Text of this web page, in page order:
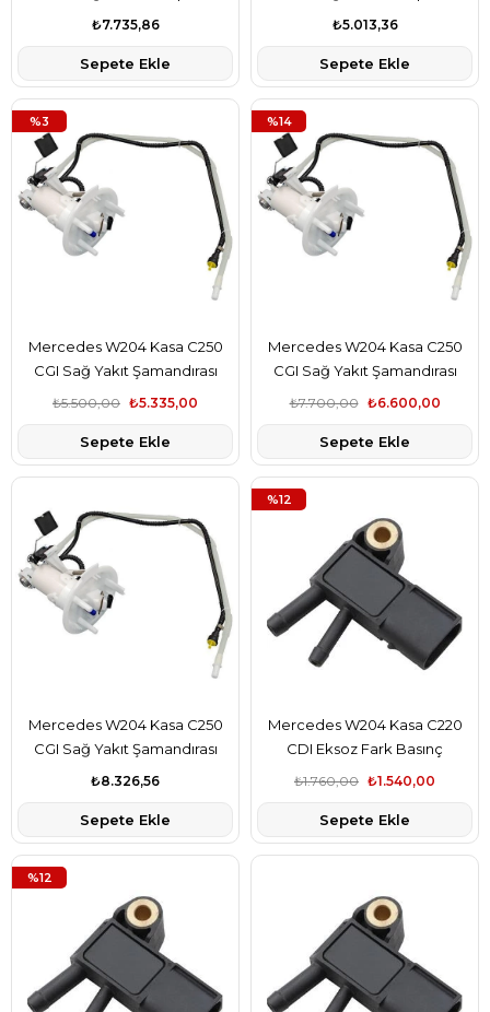
Şamandıralı Bosch Marka
₺7.735,86
Sepete Ekle
Şamandıralı Delphi Marka
₺5.013,36
Sepete Ekle
Mercedes W204 Kasa C250
CGI Sağ Yakıt Şamandırası
Filtreli Hella Marka
₺5.335,00
₺5.500,00
Sepete Ekle
%3
Mercedes W204 Kasa C250
CGI Sağ Yakıt Şamandırası
Filtreli Pierburg Marka
₺6.600,00
₺7.700,00
Sepete Ekle
%14
Mercedes W204 Kasa C250
CGI Sağ Yakıt Şamandırası
Filtreli Bosch Marka
₺8.326,56
Sepete Ekle
Mercedes W204 Kasa C220
CDI Eksoz Fark Basınç
Sensörü Pierburg Marka
₺1.540,00
₺1.760,00
Sepete Ekle
%12
%12